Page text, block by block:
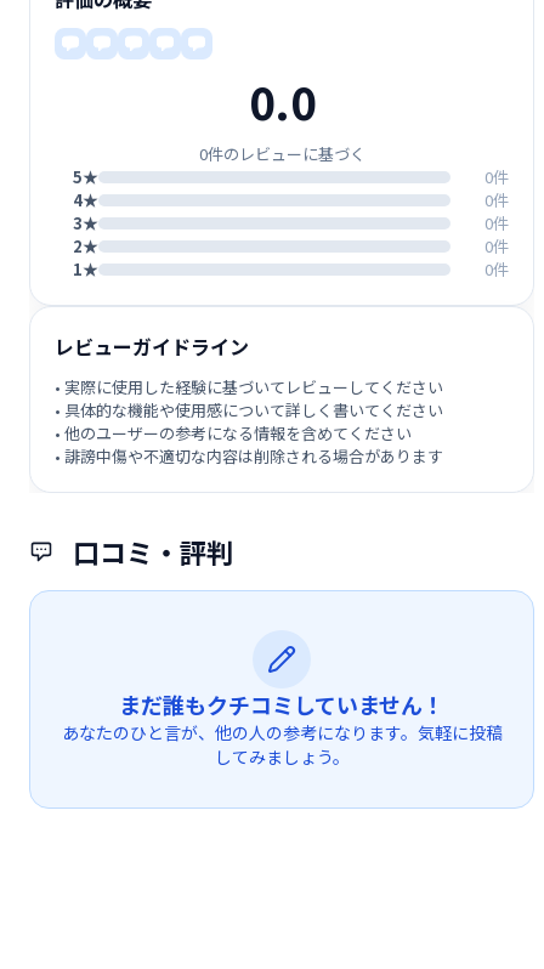
口コミ・評判
まだ誰もクチコミしていません！
あなたのひと言が、他の人の参考になります。気軽に投稿
してみましょう。
0.0
0件のレビューに基づく
5★
0件
4★
0件
3★
0件
2★
0件
1★
0件
レビューガイドライン
• 実際に使用した経験に基づいてレビューしてください
• 具体的な機能や使用感について詳しく書いてください
• 他のユーザーの参考になる情報を含めてください
• 誹謗中傷や不適切な内容は削除される場合があります